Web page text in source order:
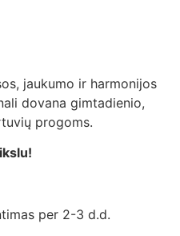
jaukumo ir harmonijos
dovana gimtadienio,
progoms.
per 2-3 d.d.